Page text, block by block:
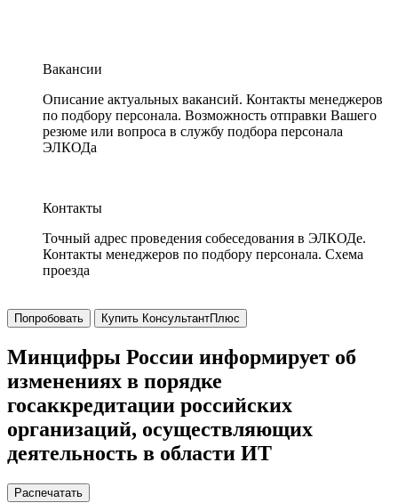
Вакансии
Описание актуальных вакансий. Контакты менеджеров
по подбору персонала. Возможность отправки Вашего
резюме или вопроса в службу подбора персонала
ЭЛКОДа
Контакты
Точный адрес проведения собеседования в ЭЛКОДе.
Контакты менеджеров по подбору персонала. Схема
проезда
Попробовать Купить КонсультантПлюс
Минцифры России информирует об
изменениях в порядке
госаккредитации российских
организаций, осуществляющих
деятельность в области ИТ
Распечатать